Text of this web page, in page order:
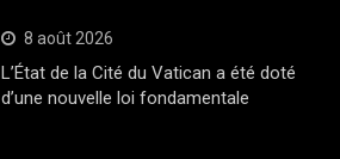
8 août 2026
L’État de la Cité du Vatican a été doté
d’une nouvelle loi fondamentale